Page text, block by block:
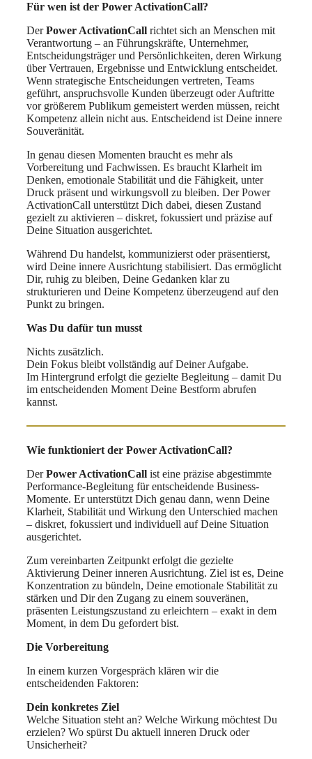
Für wen ist der Power ActivationCall?
DerPower ActivationCall richtet sich an Menschen mit
Verantwortung – an Führungskräfte, Unternehmer,
Entscheidungsträger und Persönlichkeiten, deren Wirkung
über Vertrauen, Ergebnisse und Entwicklung entscheidet.
Wenn strategische Entscheidungen vertreten, Teams
geführt, anspruchsvolle Kunden überzeugt oder Auftritte
vor größerem Publikum gemeistert werden müssen, reicht
Kompetenz allein nicht aus. Entscheidend ist Deine innere
Souveränität.
In genau diesen Momenten braucht es mehr als
Vorbereitung und Fachwissen. Es braucht Klarheit im
Denken, emotionale Stabilität und die Fähigkeit, unter
Druck präsent und wirkungsvoll zu bleiben. Der Power
ActivationCall unterstützt Dich dabei, diesen Zustand
gezielt zu aktivieren – diskret, fokussiert und präzise auf
Deine Situation ausgerichtet.
Während Du handelst, kommunizierst oder präsentierst,
wird Deine innere Ausrichtung stabilisiert. Das ermöglicht
Dir, ruhig zu bleiben, Deine Gedanken klar zu
strukturieren und Deine Kompetenz überzeugend auf den
Punkt zu bringen.
Was Du dafür tun musst
Nichts zusätzlich.
Dein Fokus bleibt vollständig auf Deiner Aufgabe.
Im Hintergrund erfolgt die gezielte Begleitung – damit Du
im entscheidenden Moment Deine Bestform abrufen
kannst.
Wie funktioniert der Power ActivationCall?
DerPower ActivationCall ist eine präzise abgestimmte
Performance-Begleitung für entscheidende Business-
Momente. Er unterstützt Dich genau dann, wenn Deine
Klarheit, Stabilität und Wirkung den Unterschied machen
– diskret, fokussiert und individuell auf Deine Situation
ausgerichtet.
Zum vereinbarten Zeitpunkt erfolgt die gezielte
Aktivierung Deiner inneren Ausrichtung. Ziel ist es, Deine
Konzentration zu bündeln, Deine emotionale Stabilität zu
stärken und Dir den Zugang zu einem souveränen,
präsenten Leistungszustand zu erleichtern – exakt in dem
Moment, in dem Du gefordert bist.
Die Vorbereitung
In einem kurzen Vorgespräch klären wir die
entscheidenden Faktoren:
Dein konkretes Ziel
Welche Situation steht an? Welche Wirkung möchtest Du
erzielen? Wo spürst Du aktuell inneren Druck oder
Unsicherheit?